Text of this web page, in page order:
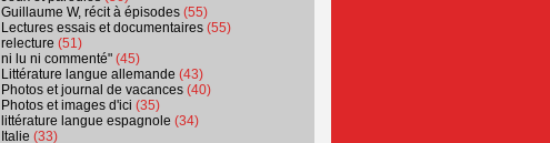
Guillaume W, récit à épisodes (55)
Lectures essais et documentaires (55)
relecture (51)
ni lu ni commenté" (45)
Littérature langue allemande (43)
Photos et journal de vacances (40)
Photos et images d'ici (35)
littérature langue espagnole (34)
Italie (33)